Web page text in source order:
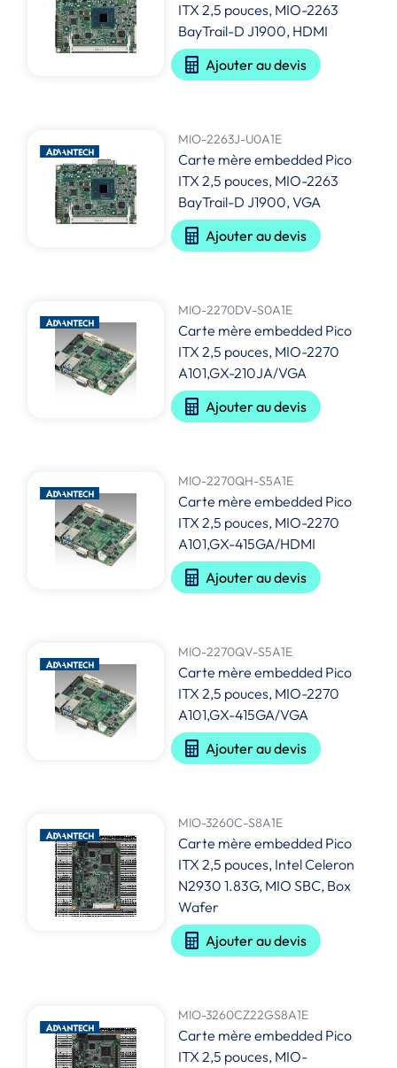
ITX 2,5 pouces, MIO-2263
BayTrail-D J1900, HDMI
Ajouter au devis
MIO-2263J-U0A1E
Carte mère embedded Pico
ITX 2,5 pouces, MIO-2263
BayTrail-D J1900, VGA
Ajouter au devis
MIO-2270DV-S0A1E
Carte mère embedded Pico
ITX 2,5 pouces, MIO-2270
A101,GX-210JA/VGA
Ajouter au devis
MIO-2270QH-S5A1E
Carte mère embedded Pico
ITX 2,5 pouces, MIO-2270
A101,GX-415GA/HDMI
Ajouter au devis
MIO-2270QV-S5A1E
Carte mère embedded Pico
ITX 2,5 pouces, MIO-2270
A101,GX-415GA/VGA
Ajouter au devis
MIO-3260C-S8A1E
Carte mère embedded Pico
ITX 2,5 pouces, Intel Celeron
N2930 1.83G, MIO SBC, Box
Wafer
Ajouter au devis
MIO-3260CZ22GS8A1E
Carte mère embedded Pico
ITX 2,5 pouces, MIO-